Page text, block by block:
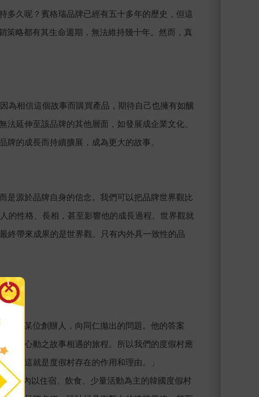
多久呢？賓格瑞品牌已經有五十多年的歷史，但這
策略都有其生命週期，無法維持幾十年。然而，真
為相信這個故事而購買產品，期待自己也擁有如釀
延伸至該品牌的其他層面，如發展成企業文化、
的成長而持續擴展，成為更大的故事。
是源於品牌自身的信念。我們可以把品牌世界觀比
的性格、長相，甚至影響他的成長過程。世界觀就
終帶來成果的是世界觀。只有內外具一致性的品
村的某位創辦人，向同仁拋出的問題。他的答案
人心動之故事相遇的旅程。所以我們的度假村應
。這就是度假村存在的作用和理由。」
國國內以住宿、飲食、少量活動為主的韓國度假村